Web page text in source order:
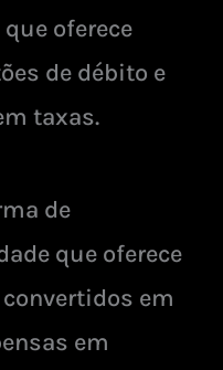
oferece
de débito e
taxas.
de
que oferece
em
em